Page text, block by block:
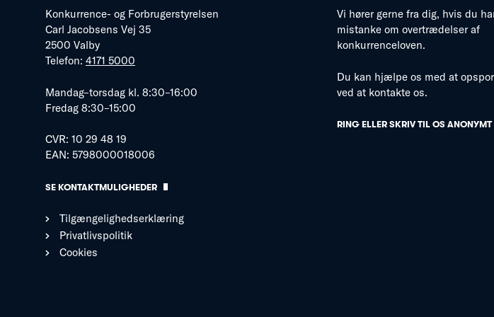
Konkurrence- og Forbrugerstyrelsen
Carl Jacobsens Vej 35
2500 Valby
Telefon: 4171 5000
Mandag–torsdag kl. 8:30–16:00
Fredag 8:30–15:00
CVR: 10 29 48 19
EAN: 5798000018006
SE KONTAKTMULIGHEDER
Tilgængelighedserklæring
Privatlivspolitik
Cookies
Vi hører gerne fra dig, hvis du
mistanke om overtrædelser af
konkurrenceloven.
Du kan hjælpe os med at
ved at kontakte os.
RING ELLER SKRIV TIL OS ANONYMT